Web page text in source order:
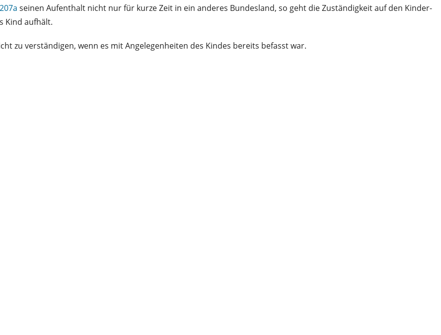
seinen Aufenthalt nicht nur für kurze Zeit in ein anderes Bundesland, so geht die Zuständigkeit auf den Kinder-
Kind aufhält.
zu verständigen, wenn es mit Angelegenheiten des Kindes bereits befasst war.